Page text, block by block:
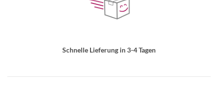
Schnelle Lieferung in 3-4 Tagen